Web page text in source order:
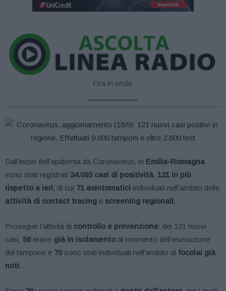
Ora in onda:
Dall’inizio dell’epidemia da Coronavirus, in Emilia-Romagna
sono stati registrati 34.093 casi di positività, 121 in più
rispetto a ieri, di cui 71 asintomatici individuati nell’ambito delle
attività di contact tracing e screening regionali.
Prosegue l’attività di controllo e prevenzione: dei 121 nuovi
casi, 56erano già in isolamento al momento dell’esecuzione
del tampone e 70 sono stati individuati nell’ambito di focolai già
noti.